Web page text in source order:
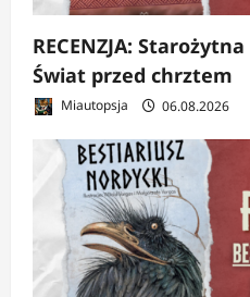
RECENZJA:
Świat przed chrztem
Miautopsja 06.08.2026